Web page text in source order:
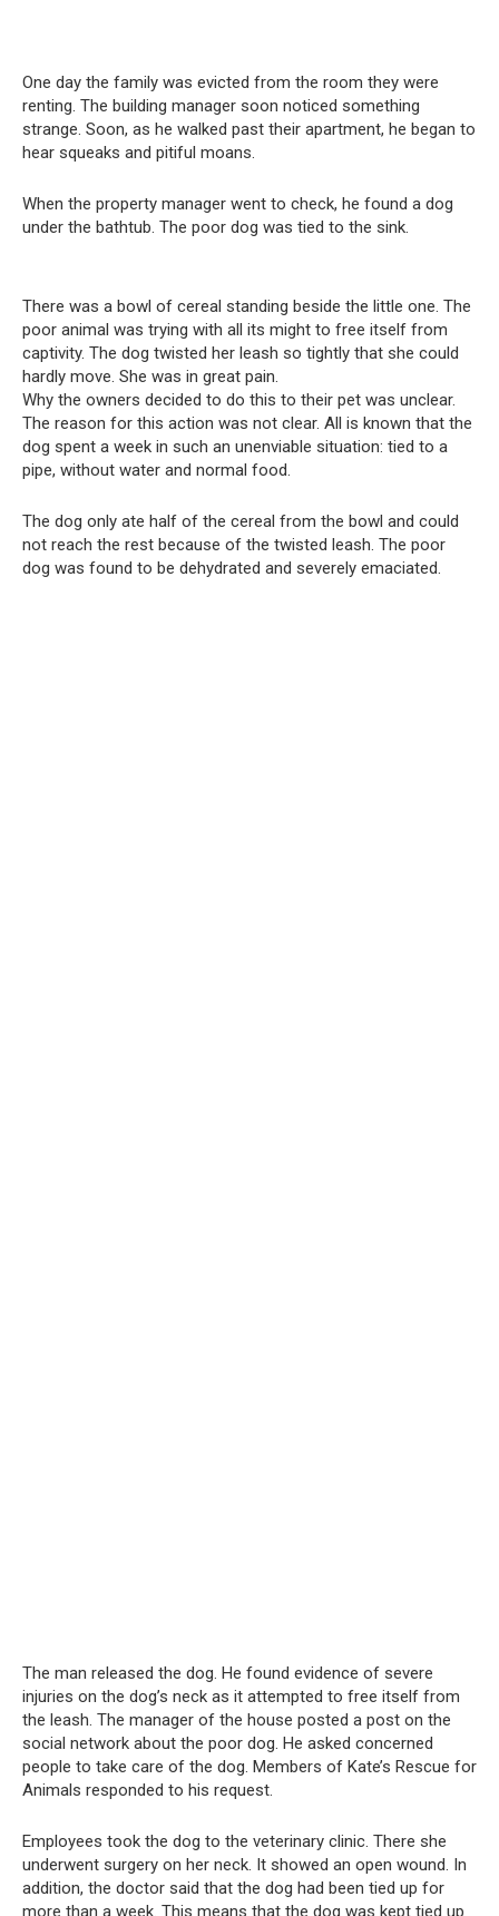
One day the family was evicted from the room they were
renting. The building manager soon noticed something
strange. Soon, as he walked past their apartment, he began to
hear squeaks and pitiful moans.
When the property manager went to check, he found a dog
under the bathtub. The poor dog was tied to the sink.
There was a bowl of cereal standing beside the little one. The
poor animal was trying with all its might to free itself from
captivity. The dog twisted her leash so tightly that she could
hardly move. She was in great pain.
Why the owners decided to do this to their pet was unclear.
The reason for this action was not clear. All is known that the
dog spent a week in such an unenviable situation: tied to a
pipe, without water and normal food.
The dog only ate half of the cereal from the bowl and could
not reach the rest because of the twisted leash. The poor
dog was found to be dehydrated and severely emaciated.
The man released the dog. He found evidence of severe
injuries on the dog’s neck as it attempted to free itself from
the leash. The manager of the house posted a post on the
social network about the poor dog. He asked concerned
people to take care of the dog. Members of Kate’s Rescue for
Animals responded to his request.
Employees took the dog to the veterinary clinic. There she
underwent surgery on her neck. It showed an open wound. In
addition, the doctor said that the dog had been tied up for
more than a week. This means that the dog was kept tied up